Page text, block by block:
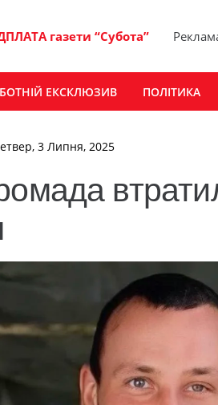
газети “Субота”
ЕКСКЛЮЗИВ ПОЛІТИКА
3 Липня, 2025